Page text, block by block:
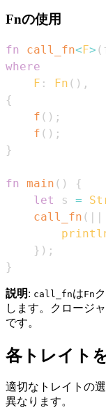
Fnの使用
fn call_fn<F> (
where
F : Fn ( ) ,
{
f ( ) ;
f ( ) ;
}
fn main ( )
{
let
s =
call_fn ( | |
} ) ;
}
説明: call_fnはFn
します。クロージ
です。
各トレイト
適切なトレイトの
異なります。